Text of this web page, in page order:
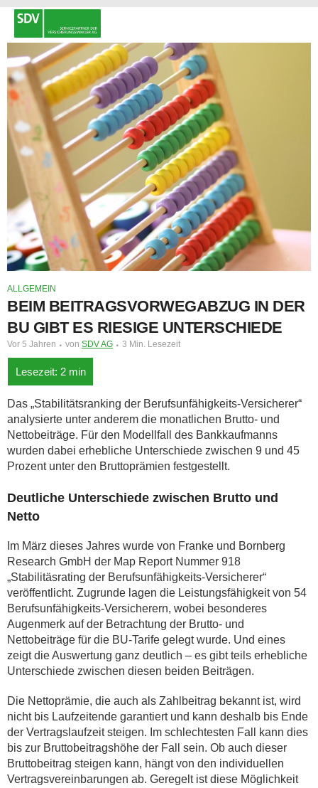
ALLGEMEIN
BEIM BEITRAGSVORWEGABZUG IN DER
BU GIBT ES RIESIGE UNTERSCHIEDE
Vor 5 Jahren von SDV AG 3 Min. Lesezeit
Das „Stabilitätsranking der Berufsunfähigkeits-Versicherer“
analysierte unter anderem die monatlichen Brutto- und
Nettobeiträge. Für den Modellfall des Bankkaufmanns
wurden dabei erhebliche Unterschiede zwischen 9 und 45
Prozent unter den Bruttoprämien festgestellt.
Deutliche Unterschiede zwischen Brutto und
Netto
Im März dieses Jahres wurde von Franke und Bornberg
Research GmbH der Map Report Nummer 918
„Stabilitäsrating der Berufsunfähigkeits-Versicherer“
veröffentlicht. Zugrunde lagen die Leistungsfähigkeit von 54
Berufsunfähigkeits-Versicherern, wobei besonderes
Augenmerk auf der Betrachtung der Brutto- und
Nettobeiträge für die BU-Tarife gelegt wurde. Und eines
zeigt die Auswertung ganz deutlich – es gibt teils erhebliche
Unterschiede zwischen diesen beiden Beiträgen.
Die Nettoprämie, die auch als Zahlbeitrag bekannt ist, wird
nicht bis Laufzeitende garantiert und kann deshalb bis Ende
der Vertragslaufzeit steigen. Im schlechtesten Fall kann dies
bis zur Bruttobeitragshöhe der Fall sein. Ob auch dieser
Bruttobeitrag steigen kann, hängt von den individuellen
Vertragsvereinbarungen ab. Geregelt ist diese Möglichkeit